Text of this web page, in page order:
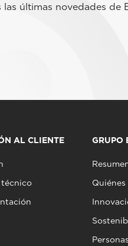
últimas novedades de
AL CLIENTE GRUPO
Quiénes
Personas